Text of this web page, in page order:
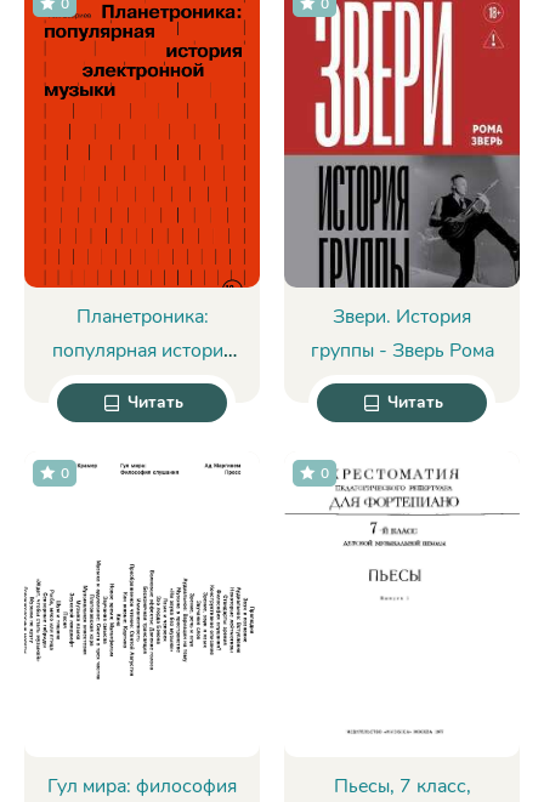
Планетроника:
популярная история
электронной музыки -
Ник Завриев
Читать
Звери. История
группы - Зверь Рома
Читать
Гул мира: философия
0
Пьесы, 7 класс,
0